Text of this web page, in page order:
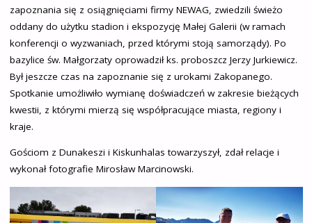
zapoznania się z osiągnięciami firmy NEWAG, zwiedzili świeżo
oddany do użytku stadion i ekspozycję Małej Galerii (w ramach
konferencji o wyzwaniach, przed którymi stoją samorządy). Po
bazylice św. Małgorzaty oprowadził ks. proboszcz Jerzy Jurkiewicz.
Był jeszcze czas na zapoznanie się z urokami Zakopanego.
Spotkanie umożliwiło wymianę doświadczeń w zakresie bieżących
kwestii, z którymi mierzą się współpracujące miasta, regiony i
kraje.
Gościom z Dunakeszi i Kiskunhalas towarzyszył, zdał relacje i
wykonał fotografie Mirosław Marcinowski.